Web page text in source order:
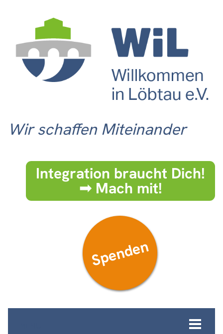
Wir schaffen Miteinander
Integration braucht Dich!
➟ Mach mit!
Spenden